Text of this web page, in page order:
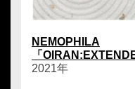
NEMOPHILA
「
2021年